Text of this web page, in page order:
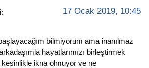
17 Ocak 2019, 10:45
bilmiyorum ama inanılmaz
hayatlarımızı birleştirmek
ikna olmuyor ve ne